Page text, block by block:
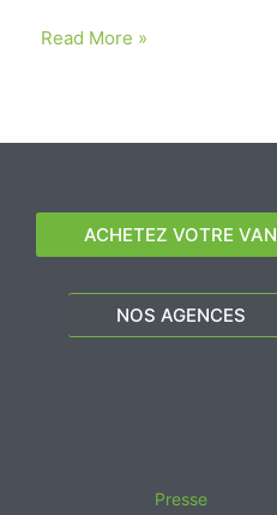
Read More »
ACHETEZ VOTRE VAN
NOS AGENCES
Presse